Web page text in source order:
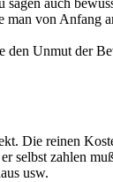
auch
von Anfang
den Unmut der
Die reinen
selbst zahlen
usw.